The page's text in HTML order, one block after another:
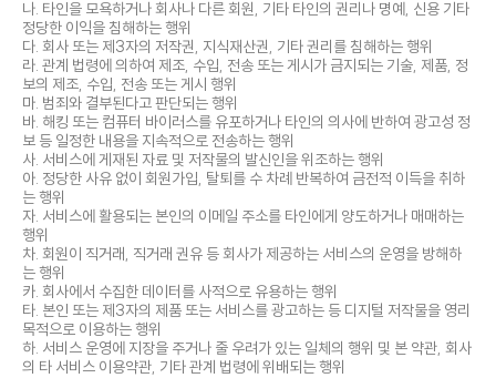
나. 타인을 모욕하거나 회사나 다른 회원, 기타 타인의 권리나 명예, 신용 기타
정당한 이익을 침해하는 행위
다. 회사 또는 제3자의 저작권, 지식재산권, 기타 권리를 침해하는 행위
라. 관계 법령에 의하여 제조, 수입, 전송 또는 게시가 금지되는 기술, 제품, 정
보의 제조, 수입, 전송 또는 게시 행위
마. 범죄와 결부된다고 판단되는 행위
바. 해킹 또는 컴퓨터 바이러스를 유포하거나 타인의 의사에 반하여 광고성 정
보 등 일정한 내용을 지속적으로 전송하는 행위
사. 서비스에 게재된 자료 및 저작물의 발신인을 위조하는 행위
아. 정당한 사유 없이 회원가입, 탈퇴를 수 차례 반복하여 금전적 이득을 취하
는 행위
자. 서비스에 활용되는 본인의 이메일 주소를 타인에게 양도하거나 매매하는
행위
차. 회원이 직거래, 직거래 권유 등 회사가 제공하는 서비스의 운영을 방해하
는 행위
카. 회사에서 수집한 데이터를 사적으로 유용하는 행위
타. 본인 또는 제3자의 제품 또는 서비스를 광고하는 등 디지털 저작물을 영리
목적으로 이용하는 행위
하. 서비스 운영에 지장을 주거나 줄 우려가 있는 일체의 행위 및 본 약관, 회사
의 타 서비스 이용약관, 기타 관계 법령에 위배되는 행위